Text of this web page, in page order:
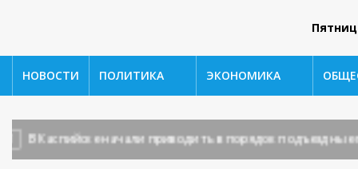
НОВОСТИ ПОЛИТИКА ЭКОНОМИКА
В Каспийске начали приводить в порядок подъездные